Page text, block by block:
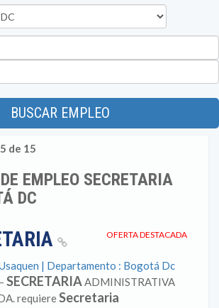
BUSCAR EMPLEO
de 15
EMPLEO SECRETARIA
DC
OFERTA DESTACADA
| Departamento : Bogotá Dc
SECRETARIAADMINISTRATIVA
requiereSecretaria